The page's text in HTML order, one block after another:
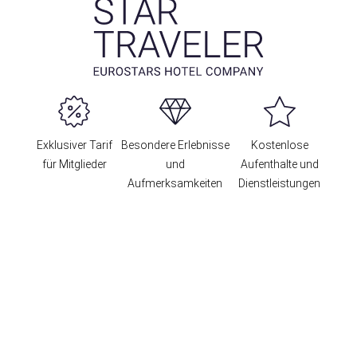
Exklusiver Tarif
für Mitglieder
Besondere Erlebnisse
und
Aufmerksamkeiten
Kostenlose
Aufenthalte und
Dienstleistungen